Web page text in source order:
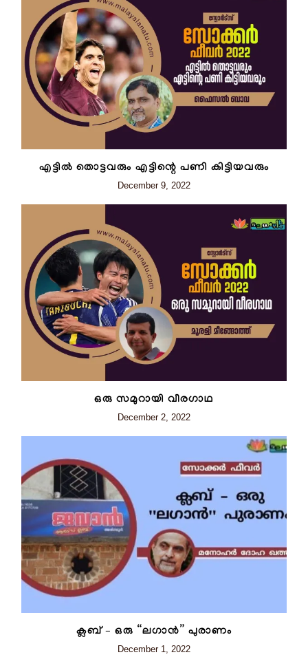
എട്ടിൽ തൊട്ടവരും എട്ടിന്റെ പണി കിട്ടിയവരും
December 9, 2022
ഒരു സമുറായി വീരഗാഥ
December 2, 2022
ക്ലബ് – ഒരു “ലഗാന്‍” പുരാണം
December 1, 2022